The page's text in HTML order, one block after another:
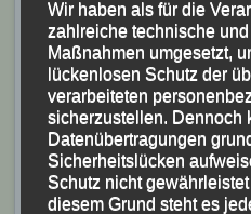
Der „Rest“ des
Wir haben als für die
zahlreiche technische
Maßnahmen umgesetzt,
lückenlosen Schutz der
verarbeiteten
sicherzustellen. Dennoch
Datenübertragungen
Sicherheitslücken
Schutz nicht
diesem Grund steht es